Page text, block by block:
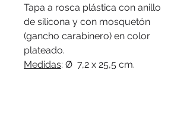
Tapa a rosca plástica con anillo
de silicona y con mosquetón
(gancho carabinero) en color
plateado.
Medidas: Ø 7,2 x 25,5 cm.